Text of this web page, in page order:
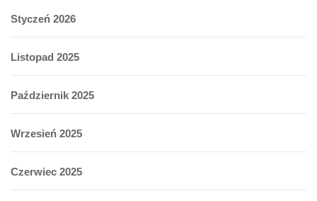
Styczeń 2026
Listopad 2025
Październik 2025
Wrzesień 2025
Czerwiec 2025